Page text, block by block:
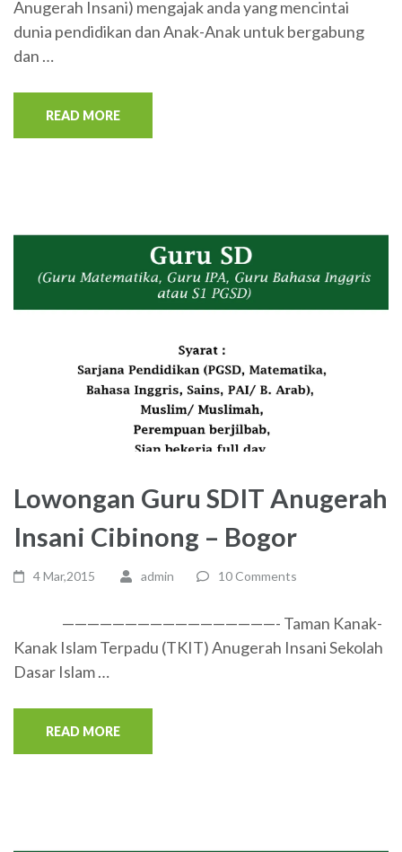
Anugerah Insani) mengajak anda yang mencintai
dunia pendidikan dan Anak-Anak untuk bergabung
dan …
READ MORE
Lowongan Guru SDIT Anugerah
Insani Cibinong – Bogor
4 Mar,2015 admin 10 Comments
—————————————————- Taman Kanak-
Kanak Islam Terpadu (TKIT) Anugerah Insani Sekolah
Dasar Islam …
READ MORE